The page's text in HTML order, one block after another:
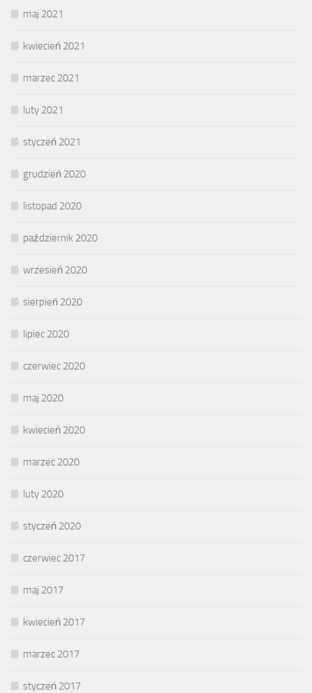
maj 2021
kwiecień 2021
marzec 2021
luty 2021
styczeń 2021
grudzień 2020
listopad 2020
październik 2020
wrzesień 2020
sierpień 2020
lipiec 2020
czerwiec 2020
maj 2020
kwiecień 2020
marzec 2020
luty 2020
styczeń 2020
czerwiec 2017
maj 2017
kwiecień 2017
marzec 2017
styczeń 2017